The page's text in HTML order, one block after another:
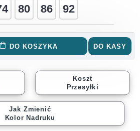
80 86 92
DO KOSZYKA DO KASY
Koszt
Przesyłki
Jak Zmienić
Kolor Nadruku